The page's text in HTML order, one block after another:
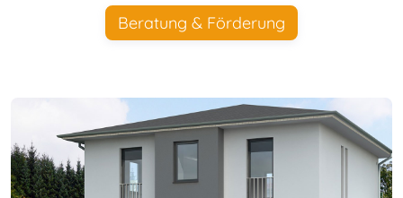
Beratung & Förderung